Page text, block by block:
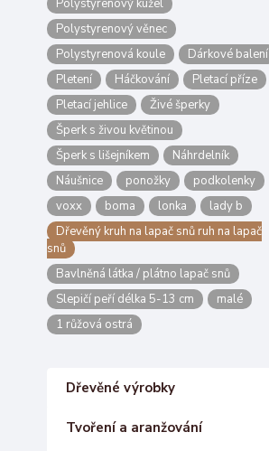
Polystyrenový kužel
Polystyrenový věnec
Polystyrenová koule
Dárkové balení
Pletení
Háčkování
Pletací příze
Pletací jehlice
Živé šperky
Šperk s živou květinou
Šperk s lišejníkem
Náhrdelník
Náušnice
ponožky
podkolenky
voxx
boma lonka
lady b
Dřevěný kruh na lapač snů ruh na lapač
snů
Bavlněná látka / plátno lapač snů
Slepičí peří délka 5-13 cm
malé
1 růžová ostrá
Dřevěné výrobky
Tvoření a aranžování